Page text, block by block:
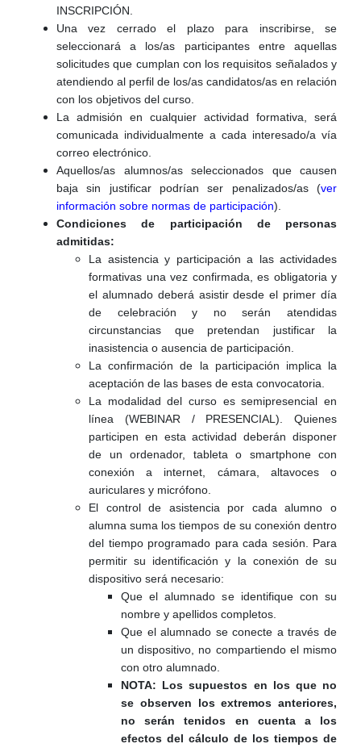
INSCRIPCIÓN.
Una vez cerrado el plazo para inscribirse, se
seleccionará a los/as participantes entre aquellas
solicitudes que cumplan con los requisitos señalados y
atendiendo al perfil de los/as candidatos/as en relación
con los objetivos del curso.
La admisión en cualquier actividad formativa, será
comunicada individualmente a cada interesado/a vía
correo electrónico.
Aquellos/as alumnos/as seleccionados que causen
baja sin justificar podrían ser penalizados/as (ver
información sobre normas de participación).
Condiciones de participación de personas
admitidas:
La asistencia y participación a las actividades
formativas una vez confirmada, es obligatoria y
el alumnado deberá asistir desde el primer día
de celebración y no serán atendidas
circunstancias que pretendan justificar la
inasistencia o ausencia de participación.
La confirmación de la participación implica la
aceptación de las bases de esta convocatoria.
La modalidad del curso es semipresencial en
línea (WEBINAR / PRESENCIAL). Quienes
participen en esta actividad deberán disponer
de un ordenador, tableta o smartphone con
conexión a internet, cámara, altavoces o
auriculares y micrófono.
El control de asistencia por cada alumno o
alumna suma los tiempos de su conexión dentro
del tiempo programado para cada sesión. Para
permitir su identificación y la conexión de su
dispositivo será necesario:
Que el alumnado se identifique con su
nombre y apellidos completos.
Que el alumnado se conecte a través de
un dispositivo, no compartiendo el mismo
con otro alumnado.
NOTA: Los supuestos en los que no
se observen los extremos anteriores,
no serán tenidos en cuenta a los
efectos del cálculo de los tiempos de